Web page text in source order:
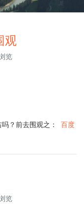
观
览
？前去围观之： 百度
览